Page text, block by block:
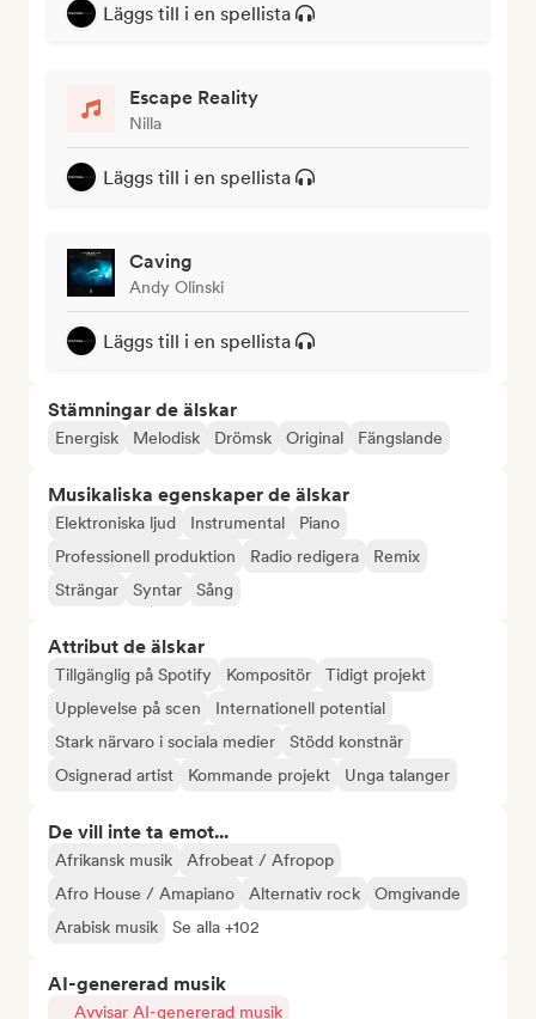
Läggs till i en spellista
Escape Reality
Nilla
Läggs till i en spellista
Caving
Andy Olinski
Läggs till i en spellista
Stämningar de älskar
Energisk Melodisk Drömsk Original Fängslande
Musikaliska egenskaper de älskar
Elektroniska ljud Instrumental
Piano
Professionell produktion
Radio redigera
Remix
Strängar
Syntar Sång
Attribut de älskar
Tillgänglig på Spotify Kompositör
Tidigt projekt
Upplevelse på scen
Internationell potential
Stark närvaro i sociala medier
Stödd konstnär
Osignerad artist
Kommande projekt Unga talanger
De vill inte ta emot...
Afrikansk musik
Afrobeat / Afropop
Afro House / Amapiano
Alternativ rock
Omgivande
Arabisk musik
Se alla +102
AI-genererad musik
Avvisar AI-genererad musik